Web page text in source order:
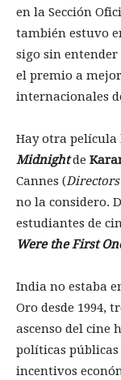
en la Sección
también estuvo
sigo sin
el premio a
internacionales
Hay otra película
Midnightde
Cannes (
no la considero.
estudiantes de
Were the First
India no estaba
Oro desde 1994,
ascenso del cine
políticas
incentivos